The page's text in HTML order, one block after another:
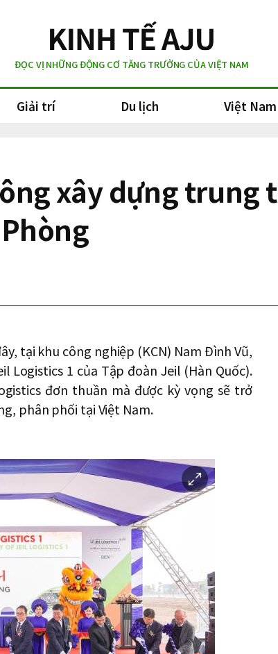
ĐỌC VỊ NHỮNG ĐỘNG CƠ TĂNG TRƯỞNG CỦA VIỆT NAM
Giải trí Du lịch Việt Nam
xây dựng trung
tại khu công nghiệp (KCN) Nam Đình Vũ,
Logistics 1 của Tập đoàn Jeil (Hàn Quốc).
đơn thuần mà được kỳ vọng sẽ trở
phân phối tại Việt Nam.
이
미